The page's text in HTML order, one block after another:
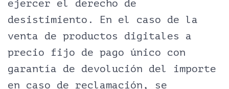
ejercer el derecho de
desistimiento. En el caso de la
venta de productos digitales a
precio fijo de pago único con
garantía de devolución del importe
en caso de reclamación, se